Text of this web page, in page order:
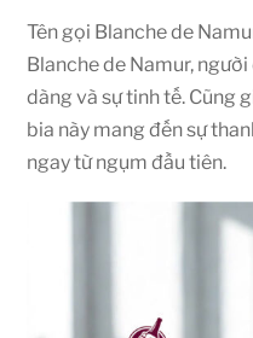
Tên gọi Blanche de
Blanche de Namur,
dàng và sự tinh tế. Cũng
bia này mang đến sự
ngay từ ngụm đầu tiên.